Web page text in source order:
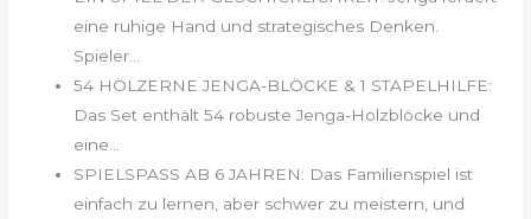
eine ruhige Hand und strategisches Denken.
Spieler...
54 HÖLZERNE JENGA-BLÖCKE & 1 STAPELHILFE:
Das Set enthält 54 robuste Jenga-Holzblöcke und
eine...
SPIELSPASS AB 6 JAHREN: Das Familienspiel ist
einfach zu lernen, aber schwer zu meistern, und